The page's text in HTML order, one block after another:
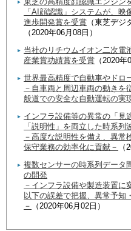
「AI顔認識」システムが、
進歩開発賞を受賞 （東芝デジ
（2020年06月08日）
当社のリチウムイオン二次
産業賞功績賞を受賞 （2020年
世界最高精度で自動車やドロ
－自車両と周辺車両の動きを
般道での安全な自動運転の実
インフラ設備等の異常の「見
「説明性」を両立した時系
－高度な説明性を備え、異常
保守業務の効率化に貢献－
（
複数センサーの時系列データ
の開発
－インフラ設備や製造装置に
以下の誤差で把握、異常予知
－
（2020年06月02日）